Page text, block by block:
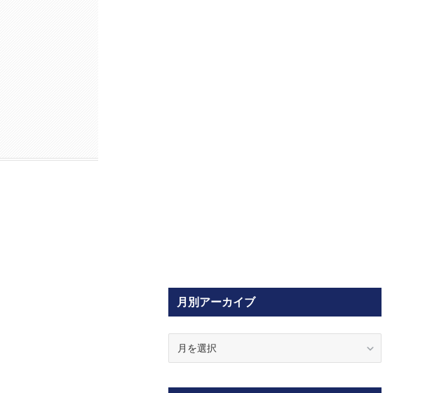
月別アーカイブ
ー